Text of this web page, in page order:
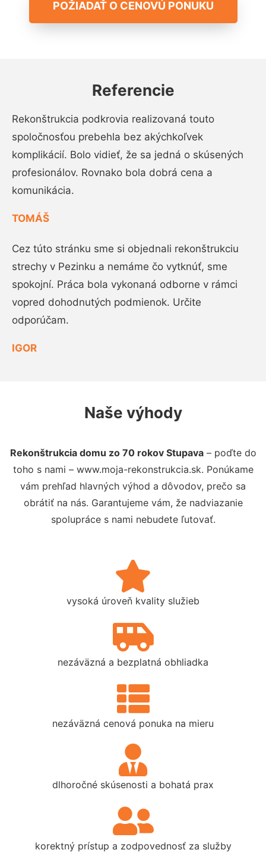
POŽIADAŤ O CENOVÚ PONUKU
Referencie
Rekonštrukcia podkrovia realizovaná touto
spoločnosťou prebehla bez akýchkoľvek
komplikácií. Bolo vidieť, že sa jedná o skúsených
profesionálov. Rovnako bola dobrá cena a
komunikácia.
TOMÁŠ
Cez túto stránku sme si objednali rekonštrukciu
strechy v Pezinku a nemáme čo vytknúť, sme
spokojní. Práca bola vykonaná odborne v rámci
vopred dohodnutých podmienok. Určite
odporúčam.
IGOR
Naše výhody
Rekonštrukcia domu zo 70 rokov Stupava– poďte do
toho s nami – www.moja-rekonstrukcia.sk. Ponúkame
vám prehľad hlavných výhod a dôvodov, prečo sa
obrátiť na nás. Garantujeme vám, že nadviazanie
spolupráce s nami nebudete ľutovať.
vysoká úroveň kvality služieb
nezáväzná a bezplatná obhliadka
nezáväzná cenová ponuka na mieru
dlhoročné skúsenosti a bohatá prax
korektný prístup a zodpovednosť za služby